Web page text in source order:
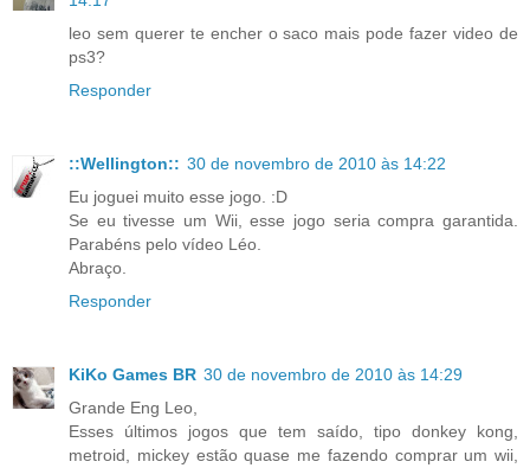
leo sem querer te encher o saco mais pode fazer video de
ps3?
Responder
::Wellington:: 30 de novembro de 2010 às 14:22
Eu joguei muito esse jogo. :D
Se eu tivesse um Wii, esse jogo seria compra garantida.
Parabéns pelo vídeo Léo.
Abraço.
Responder
KiKo Games BR 30 de novembro de 2010 às 14:29
Grande Eng Leo,
Esses últimos jogos que tem saído, tipo donkey kong,
metroid, mickey estão quase me fazendo comprar um wii,